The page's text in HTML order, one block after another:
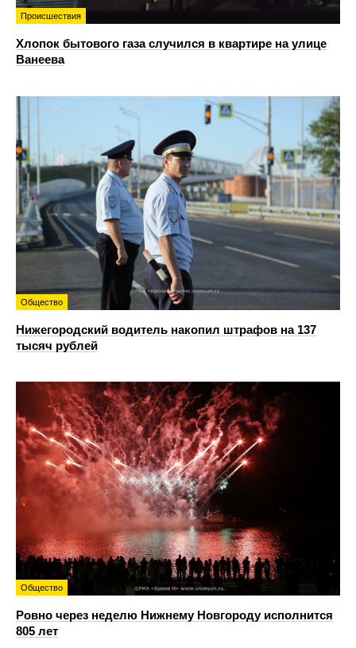
Происшествия
Хлопок бытового газа случился в квартире на улице
Ванеева
Общество
Нижегородский водитель накопил штрафов на 137
тысяч рублей
Общество
Ровно через неделю Нижнему Новгороду исполнится
805 лет